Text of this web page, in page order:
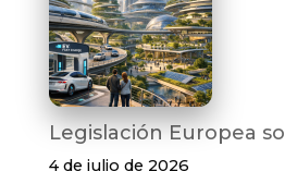
Legislación Europea
4 de julio de 2026